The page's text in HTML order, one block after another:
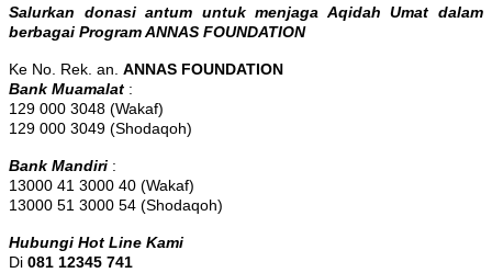
Salurkan donasi antum untuk menjaga Aqidah Umat dalam
berbagai Program ANNAS FOUNDATION
Ke No. Rek. an. ANNAS FOUNDATION
Bank Muamalat :
129 000 3048 (Wakaf)
129 000 3049 (Shodaqoh)
Bank Mandiri :
13000 41 3000 40 (Wakaf)
13000 51 3000 54 (Shodaqoh)
Hubungi Hot Line Kami
Di 081 12345 741